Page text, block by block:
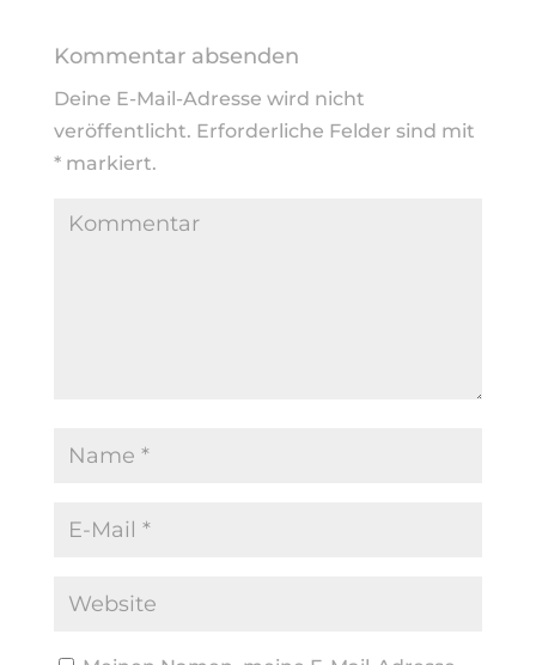
Kommentar absenden
Deine E-Mail-Adresse wird nicht
veröffentlicht. Erforderliche Felder sind mit
*markiert.